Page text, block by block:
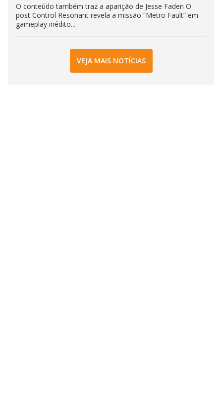
O conteúdo também traz a aparição de Jesse Faden O
post Control Resonant revela a missão “Metro Fault” em
gameplay inédito...
VEJA MAIS NOTÍCIAS